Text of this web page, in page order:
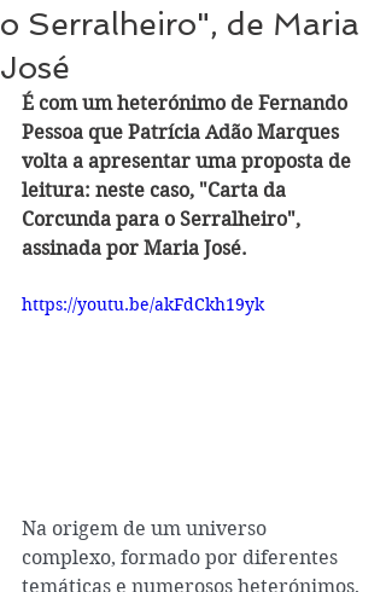
o Serralheiro", de Maria
José
É com um heterónimo de Fernando
Pessoa que Patrícia Adão Marques
volta a apresentar uma proposta de
leitura: neste caso, "Carta da
Corcunda para o Serralheiro",
assinada por Maria José.
https://youtu.be/akFdCkh19yk
Na origem de um universo
complexo, formado por diferentes
temáticas e numerosos heterónimos,